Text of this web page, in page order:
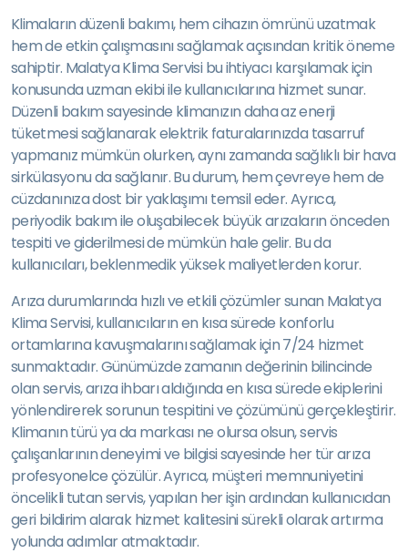
Klimaların düzenli bakımı, hem cihazın ömrünü uzatmak
hem de etkin çalışmasını sağlamak açısından kritik öneme
sahiptir. Malatya Klima Servisi bu ihtiyacı karşılamak için
konusunda uzman ekibi ile kullanıcılarına hizmet sunar.
Düzenli bakım sayesinde klimanızın daha az enerji
tüketmesi sağlanarak elektrik faturalarınızda tasarruf
yapmanız mümkün olurken, aynı zamanda sağlıklı bir hava
sirkülasyonu da sağlanır. Bu durum, hem çevreye hem de
cüzdanınıza dost bir yaklaşımı temsil eder. Ayrıca,
periyodik bakım ile oluşabilecek büyük arızaların önceden
tespiti ve giderilmesi de mümkün hale gelir. Bu da
kullanıcıları, beklenmedik yüksek maliyetlerden korur.
Arıza durumlarında hızlı ve etkili çözümler sunan Malatya
Klima Servisi, kullanıcıların en kısa sürede konforlu
ortamlarına kavuşmalarını sağlamak için 7/24 hizmet
sunmaktadır. Günümüzde zamanın değerinin bilincinde
olan servis, arıza ihbarı aldığında en kısa sürede ekiplerini
yönlendirerek sorunun tespitini ve çözümünü gerçekleştirir.
Klimanın türü ya da markası ne olursa olsun, servis
çalışanlarının deneyimi ve bilgisi sayesinde her tür arıza
profesyonelce çözülür. Ayrıca, müşteri memnuniyetini
öncelikli tutan servis, yapılan her işin ardından kullanıcıdan
geri bildirim alarak hizmet kalitesini sürekli olarak artırma
yolunda adımlar atmaktadır.